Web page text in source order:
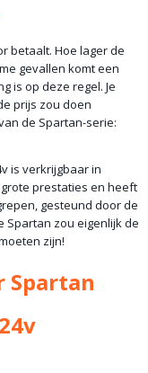
betaalt. Hoe lager de
gevallen komt een
is op deze regel. Je
prijs zou doen
de Spartan-serie:
is verkrijgbaar in
grote prestaties en heeft
gesteund door de
Spartan zou eigenlijk de
zijn!
Spartan